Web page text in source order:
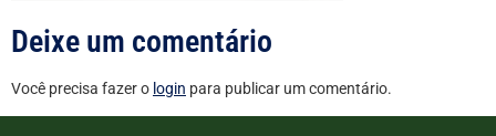
Deixe um comentário
Você precisa fazer o login para publicar um comentário.